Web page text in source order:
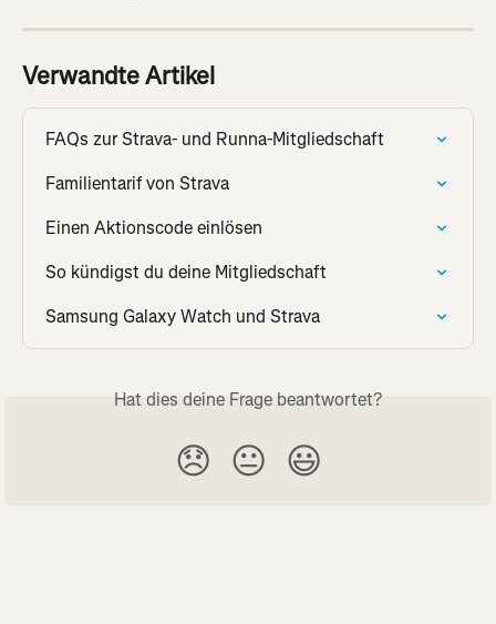
Verwandte Artikel
FAQs zur Strava- und Runna-Mitgliedschaft
Familientarif von Strava
Einen Aktionscode einlösen
So kündigst du deine Mitgliedschaft
Samsung Galaxy Watch und Strava
Hat dies deine Frage beantwortet?
😞 😐 😃